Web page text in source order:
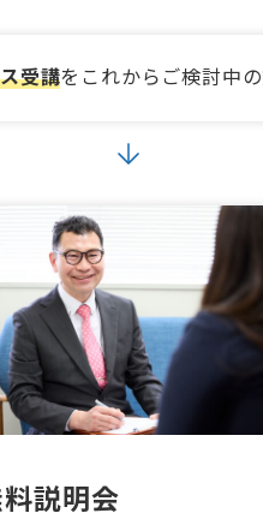
受講をこれからご検討中の
説明会